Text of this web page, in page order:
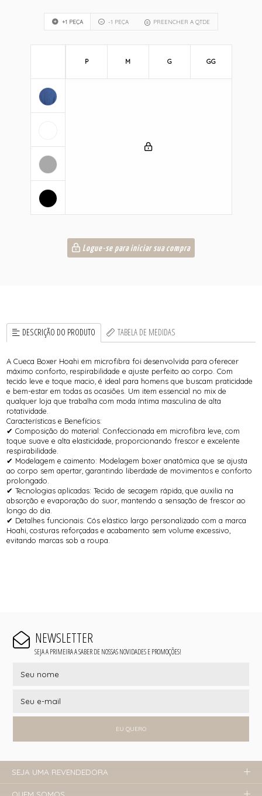
+1 PEÇA -1 PEÇA PREENCHER A QTDE
P M G GG
Logue-se para iniciar sua compra
DESCRIÇÃO DO PRODUTO TABELA DE MEDIDAS
A Cueca Boxer Hoahi em microfibra foi desenvolvida para oferecer
máximo conforto, respirabilidade e ajuste perfeito ao corpo. Com
tecido leve e toque macio, é ideal para homens que buscam praticidade
e bem-estar em todas as ocasiões. Um item essencial no mix de
qualquer loja que trabalha com moda íntima masculina de alta
rotatividade.
Características e Benefícios:
✔ Composição do material: Confeccionada em microfibra leve, com
toque suave e alta elasticidade, proporcionando frescor e excelente
respirabilidade.
✔ Modelagem e caimento: Modelagem boxer anatômica que se ajusta
ao corpo sem apertar, garantindo liberdade de movimentos e conforto
prolongado.
✔ Tecnologias aplicadas: Tecido de secagem rápida, que auxilia na
absorção e evaporação do suor, mantendo a sensação de frescor ao
longo do dia.
✔ Detalhes funcionais: Cós elástico largo personalizado com a marca
Hoahi, costuras reforçadas e acabamento sem volume excessivo,
evitando marcas sob a roupa.
NEWSLETTER
SEJA A PRIMEIRA A SABER DE NOSSAS NOVIDADES E PROMOÇÕES!
EU QUERO
SEJA UMA REVENDEDORA